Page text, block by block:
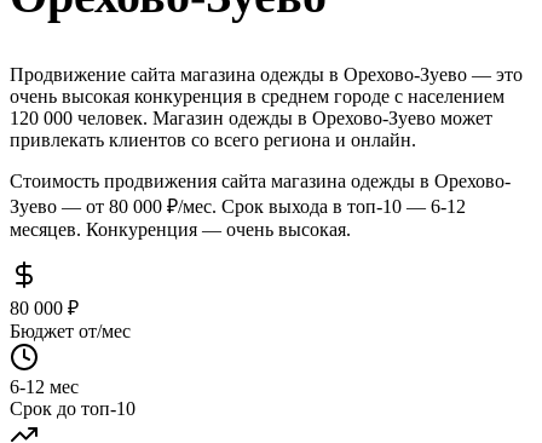
Продвижение сайта магазина одежды в Орехово-Зуево — это
очень высокая конкуренция в среднем городе с населением
120 000 человек. Магазин одежды в Орехово-Зуево может
привлекать клиентов со всего региона и онлайн.
Стоимость продвижения сайта магазина одежды в Орехово-
Зуево — от 80 000 ₽/мес. Срок выхода в топ-10 — 6-12
месяцев. Конкуренция — очень высокая.
80 000 ₽
Бюджет от/мес
6-12 мес
Срок до топ-10